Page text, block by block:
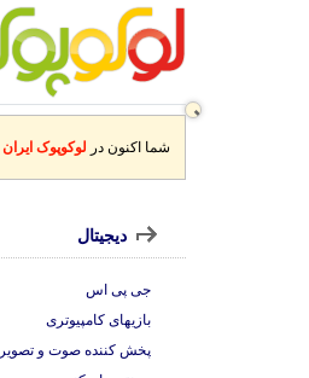
شما اکنون در لوکوپوک ایران
دیجیتال
جی پی اس
بازیهای کامپیوتری
پخش کننده صوت و تصویر